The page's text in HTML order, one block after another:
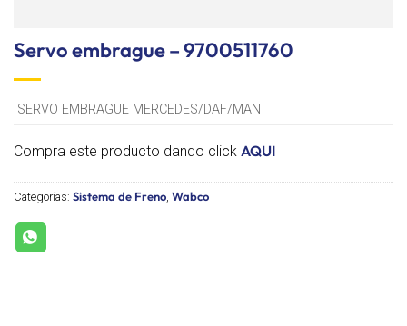
Servo embrague – 9700511760
SERVO EMBRAGUE MERCEDES/DAF/MAN
Compra este producto dando click AQUI
Categorías: Sistema de Freno Wabco